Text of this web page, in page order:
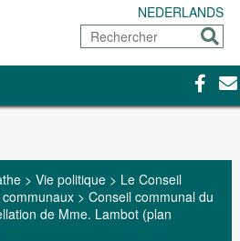
NEDERLANDS
Rechercher
> Vie politique> Le Conseil
> Conseil communal du
de Mme. Lambot (plan